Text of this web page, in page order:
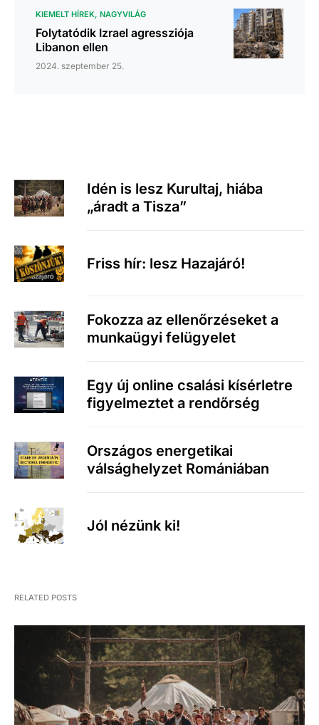
KIEMELT HÍREK NAGYVILÁG
Folytatódik Izrael agressziója
Libanon ellen
2024. szeptember 25.
Idén is lesz Kurultaj, hiába
„áradt a Tisza”
Friss hír: lesz Hazajáró!
Fokozza az ellenőrzéseket a
munkaügyi felügyelet
Egy új online csalási kísérletre
figyelmeztet a rendőrség
Országos energetikai
válsághelyzet Romániában
Jól nézünk ki!
RELATED POSTS